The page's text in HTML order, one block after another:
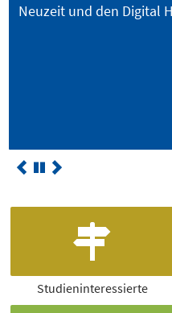
investiert rund 11,6
Studieninteressierte